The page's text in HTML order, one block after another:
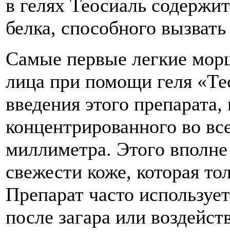
в гелях Теосиаль
белка, способного
Самые первые легкие
лица при помощи геля
введения этого
концентрированного во
миллиметра. Этого
свежести коже, которая
Препарат часто
после загара или